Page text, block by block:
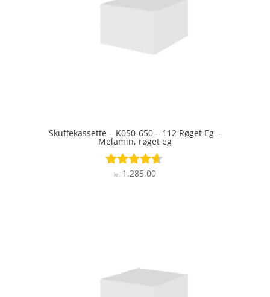
Skuffekassette – K050-650 – 112 Røget Eg –
Melamin, røget eg
Vurderet
kr.1.285,00